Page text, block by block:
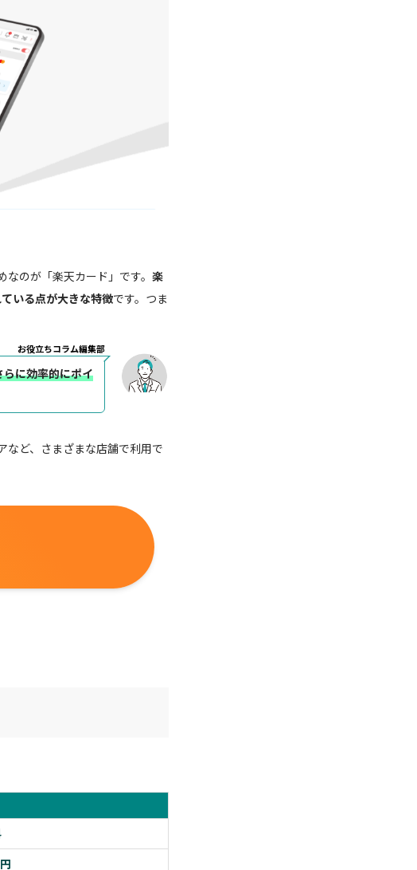
のが「楽天カード」です。 楽
いる点が大きな特徴です。つま
お役立ちコラム編集部
に効率的にポイ
など、さまざまな店舗で利用で